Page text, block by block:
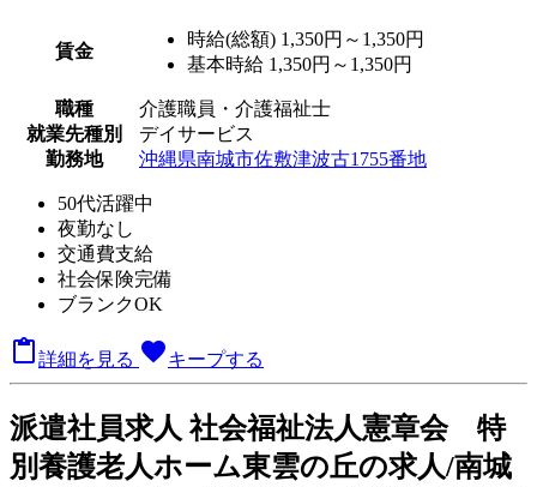
賃金
時給(総額) 1,350円～1,350円
基本時給 1,350円～1,350円
職種
介護職員・介護福祉士
就業先種別
デイサービス
勤務地
沖縄県南城市佐敷津波古1755番地
50代活躍中
夜勤なし
交通費支給
社会保険完備
ブランクOK
詳細を見る favoriteキープする
派遣社員求人 社会福祉法人憲章会 特
別養護老人ホーム東雲の丘の求人/南城